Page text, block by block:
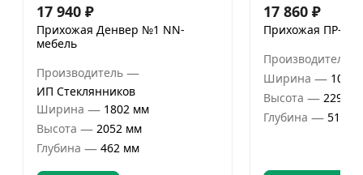
17 940 ₽
Прихожая Денвер №1 NN-
мебель
Производитель —
ИП Стеклянников
Ширина — 1802 мм
Высота — 2052 мм
Глубина — 462 мм
17 860 ₽
Прихожая ПР-03
Производитель
Ширина — 1002
Высота — 2293
Глубина — 510